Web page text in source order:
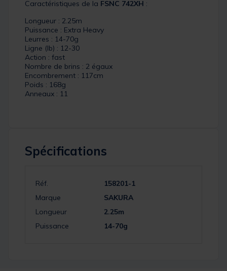
Caractéristiques de la FSNC 742XH :
Longueur : 2.25m
Puissance : Extra Heavy
Leurres : 14-70g
Ligne (lb) : 12-30
Action : fast
Nombre de brins : 2 égaux
Encombrement : 117cm
Poids : 168g
Anneaux : 11
Spécifications
Réf.
158201-1
Marque
SAKURA
Longueur
2.25m
Puissance
14-70g